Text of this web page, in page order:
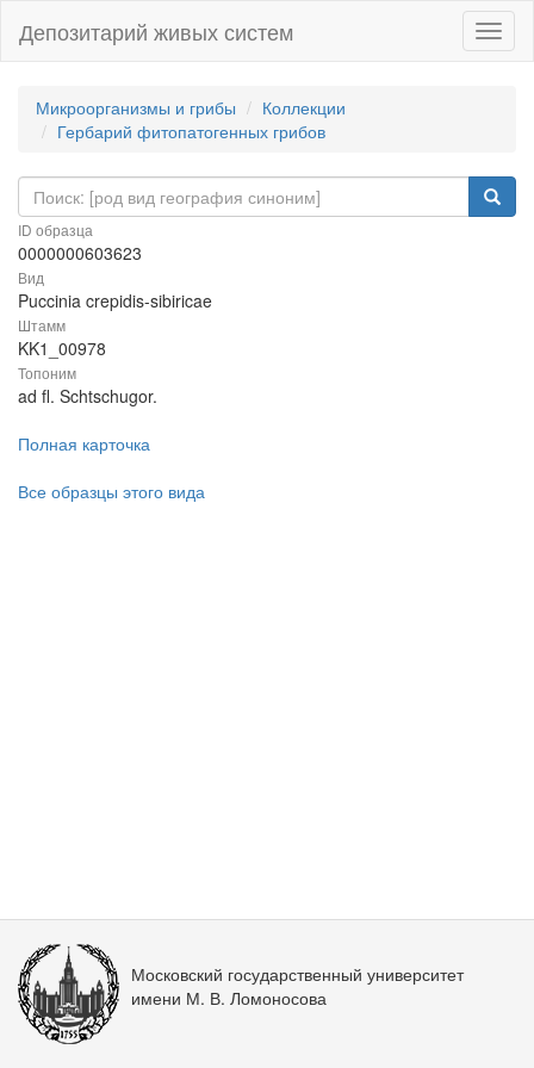
Депозитарий живых систем
Микроорганизмы и грибы
Коллекции
Гербарий фитопатогенных грибов
ID образца
0000000603623
Вид
Puccinia crepidis-sibiricae
Штамм
KK1_00978
Топоним
ad fl. Schtschugor.
Полная карточка
Все образцы этого вида
Московский государственный университет
имени М. В. Ломоносова